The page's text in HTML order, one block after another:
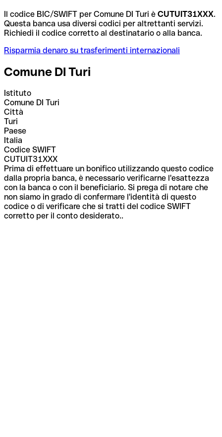
Il codice BIC/SWIFT per Comune DI Turi è CUTUIT31XXX.
Questa banca usa diversi codici per altrettanti servizi.
Richiedi il codice corretto al destinatario o alla banca.
Risparmia denaro su trasferimenti internazionali
Comune DI Turi
Istituto
Comune DI Turi
Città
Turi
Paese
Italia
Codice SWIFT
CUTUIT31XXX
Prima di effettuare un bonifico utilizzando questo codice
dalla propria banca, è necessario verificarne l'esattezza
con la banca o con il beneficiario. Si prega di notare che
non siamo in grado di confermare l'identità di questo
codice o di verificare che si tratti del codice SWIFT
corretto per il conto desiderato..